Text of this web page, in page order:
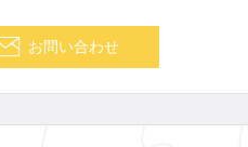
お問い合わせ